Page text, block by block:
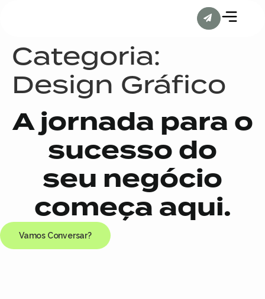
Categoria:
Design Gráfico
A jornada para o
sucesso do
seu negócio
começa aqui.
Vamos Conversar?